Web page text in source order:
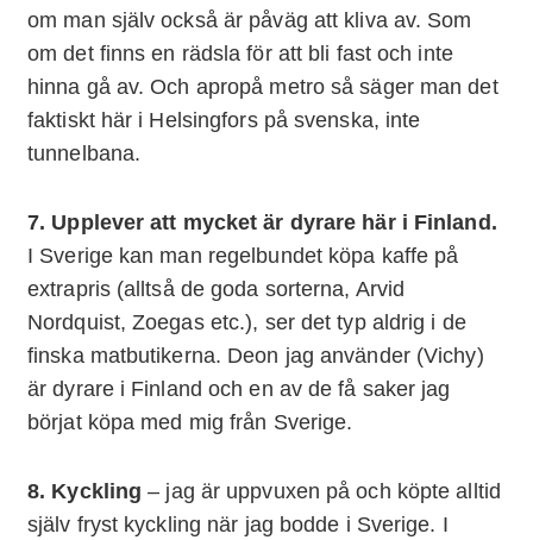
om man själv också är påväg att kliva av. Som
om det finns en rädsla för att bli fast och inte
hinna gå av. Och apropå metro så säger man det
faktiskt här i Helsingfors på svenska, inte
tunnelbana.
7. Upplever att mycket är dyrare här i Finland.
I Sverige kan man regelbundet köpa kaffe på
extrapris (alltså de goda sorterna, Arvid
Nordquist, Zoegas etc.), ser det typ aldrig i de
finska matbutikerna. Deon jag använder (Vichy)
är dyrare i Finland och en av de få saker jag
börjat köpa med mig från Sverige.
8. Kyckling – jag är uppvuxen på och köpte alltid
själv fryst kyckling när jag bodde i Sverige. I